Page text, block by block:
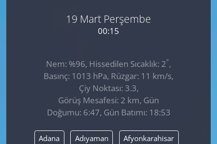
19 Mart Perşembe
00:15
Nem: %96, Hissedilen Sıcaklık: 2°,
Basınç: 1013 hPa, Rüzgar: 11 km/s,
Çiy Noktası: 3.3,
Görüş Mesafesi: 2 km, Gün
Doğumu: 6:47, Gün Batımı: 18:53
Adana Adıyaman Afyonkarahisar